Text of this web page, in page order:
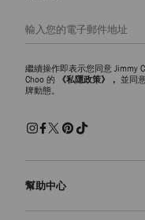
繼續操作即表示您同意 Jimmy
Choo 的
《私隱政策》， 並同
牌動態。
幫助中心